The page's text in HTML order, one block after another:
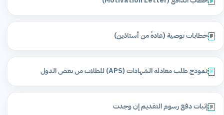
خطابات توصية (عادةً من أستاذين)
نموذج طلب معادلة الشهادات (APS) للطلاب من بعض الدول
إثبات دفع رسوم التقديم إن وجدت